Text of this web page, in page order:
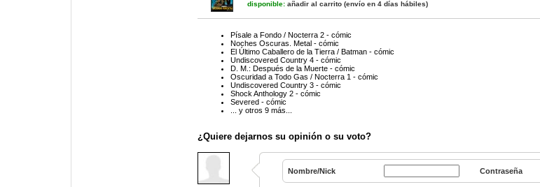
disponible: añadir al carrito (envío en 4 días hábiles)
Písale a Fondo / Nocterra 2 - cómic
Noches Oscuras. Metal - cómic
El Último Caballero de la Tierra / Batman - cómic
Undiscovered Country 4 - cómic
D. M.: Después de la Muerte - cómic
Oscuridad a Todo Gas / Nocterra 1 - cómic
Undiscovered Country 3 - cómic
Shock Anthology 2 - cómic
Severed - cómic
... y otros 9 más...
¿Quiere dejarnos su opinión o su voto?
Nombre/Nick Contraseña